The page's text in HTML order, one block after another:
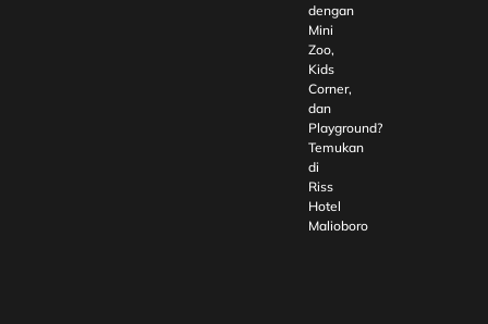
dengan
Mini
Zoo,
Kids
Corner,
dan
Playground?
Temukan
di
Riss
Hotel
Malioboro